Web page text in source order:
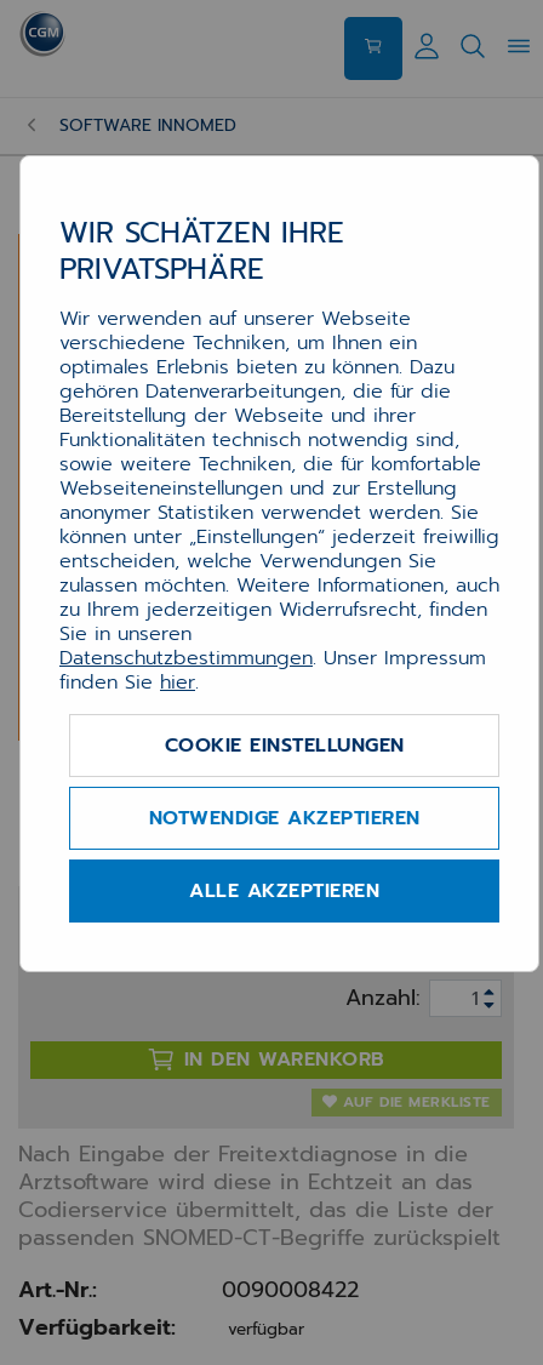
SOFTWARE INNOMED
INNO NEXT
Diagnosencodierung
1.291,67 €
Anzahl:
IN DEN WARENKORB
AUF DIE MERKLISTE
Nach Eingabe der Freitextdiagnose in die
Arztsoftware wird diese in Echtzeit an das
Codierservice übermittelt, das die Liste der
passenden SNOMED-CT-Begriffe zurückspielt
Art.-Nr.:
0090008422
Verfügbarkeit:
verfügbar
WIR SCHÄTZEN IHRE
PRIVATSPHÄRE
Wir verwenden auf unserer Webseite
verschiedene Techniken, um Ihnen ein
optimales Erlebnis bieten zu können. Dazu
gehören Datenverarbeitungen, die für die
Bereitstellung der Webseite und ihrer
Funktionalitäten technisch notwendig sind,
sowie weitere Techniken, die für komfortable
Webseiteneinstellungen und zur Erstellung
anonymer Statistiken verwendet werden. Sie
können unter „Einstellungen“ jederzeit freiwillig
entscheiden, welche Verwendungen Sie
zulassen möchten. Weitere Informationen, auch
zu Ihrem jederzeitigen Widerrufsrecht, finden
Sie in unseren
Datenschutzbestimmungen. Unser Impressum
finden Sie hier.
COOKIE EINSTELLUNGEN
NOTWENDIGE AKZEPTIEREN
ALLE AKZEPTIEREN